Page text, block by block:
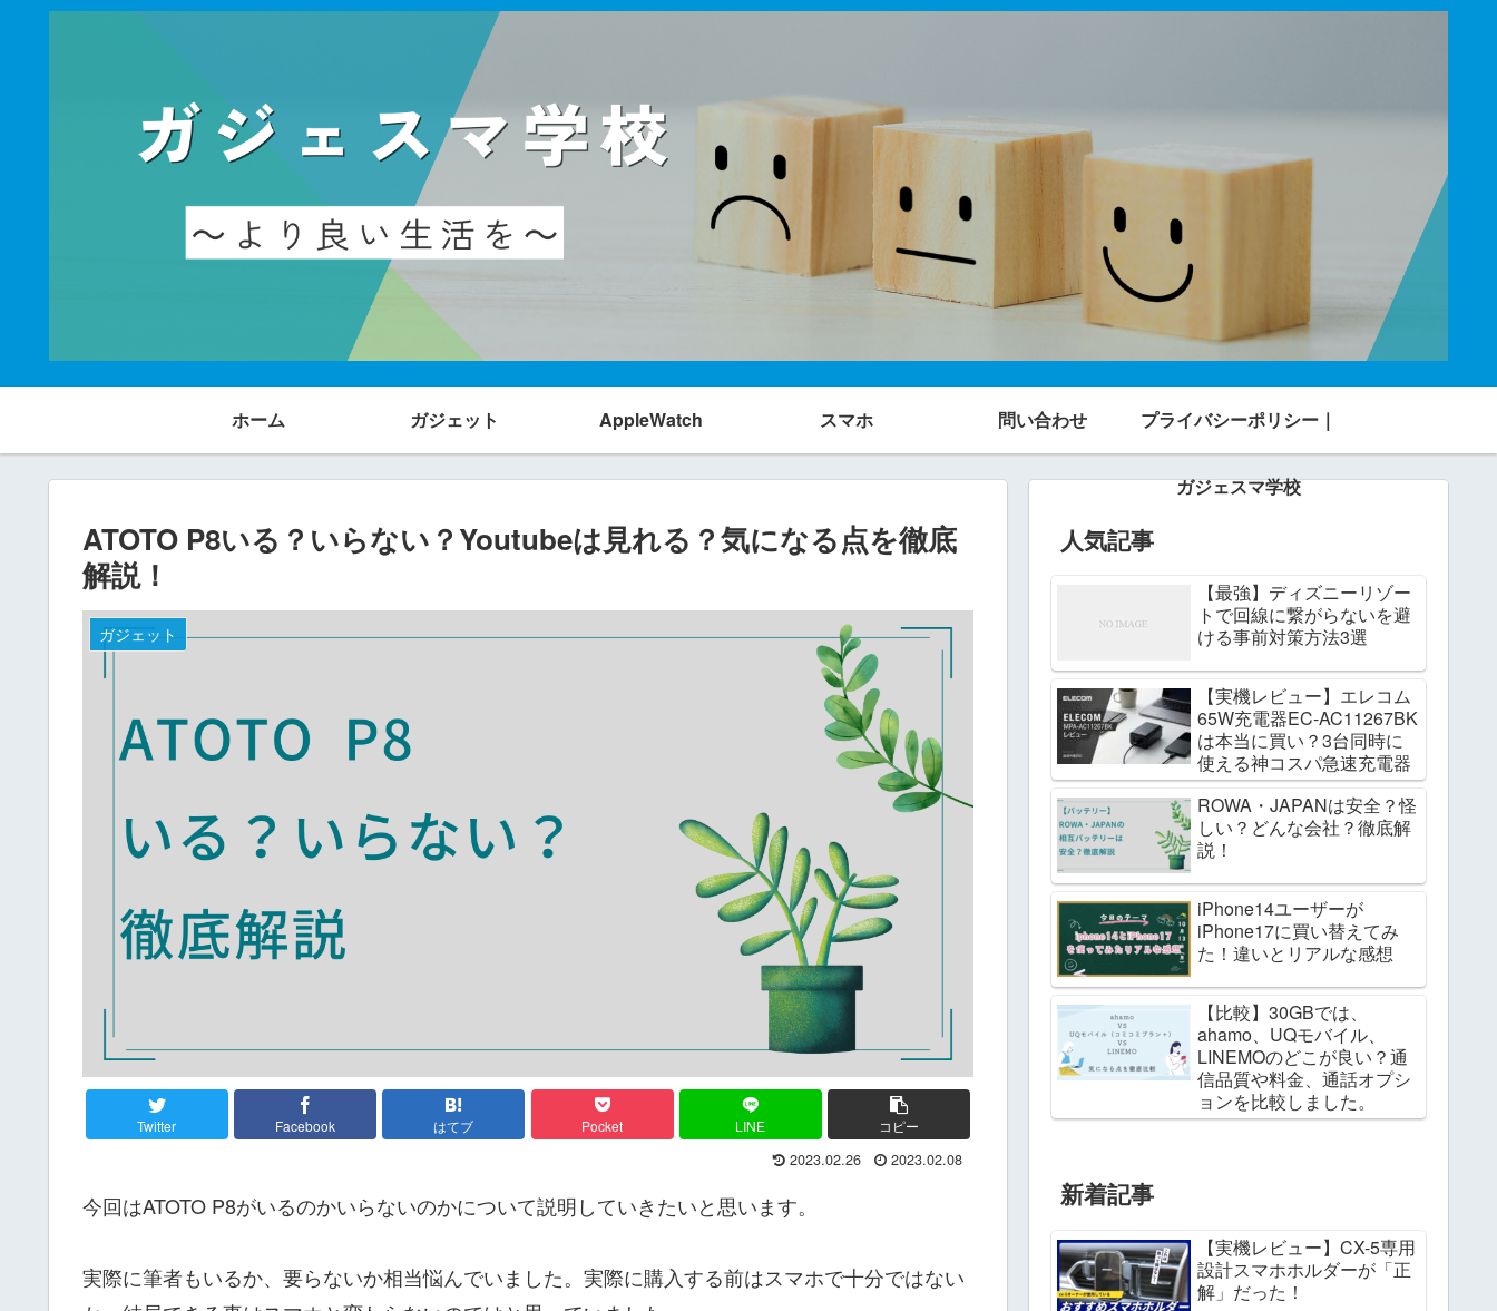
ホーム ガジェット AppleWatch スマホ 問い合わせ プライバシーポリシー｜
ガジェスマ学校
ATOTO P8いる？いらない？Youtubeは見れる？気になる点を徹底
解説！
ガジェット
Twitter Facebook はてブ Pocket LINE コピー
2023.02.26 2023.02.08
今回はATOTO P8がいるのかいらないのかについて説明していきたいと思います。
実際に筆者もいるか、要らないか相当悩んでいました。実際に購入する前はスマホで十分ではない
人気記事
【最強】ディズニーリゾー
トで回線に繋がらないを避
ける事前対策方法3選
【実機レビュー】エレコム
65W充電器EC-AC11267BK
は本当に買い？3台同時に
使える神コスパ急速充電器
ROWA・JAPANは安全？怪
しい？どんな会社？徹底解
説！
iPhone14ユーザーが
iPhone17に買い替えてみ
た！違いとリアルな感想
【比較】30GBでは、
ahamo、UQモバイル、
LINEMOのどこが良い？通
信品質や料金、通話オプシ
ョンを比較しました。
新着記事
【実機レビュー】CX-5専用
設計スマホホルダーが「正
解」だった！